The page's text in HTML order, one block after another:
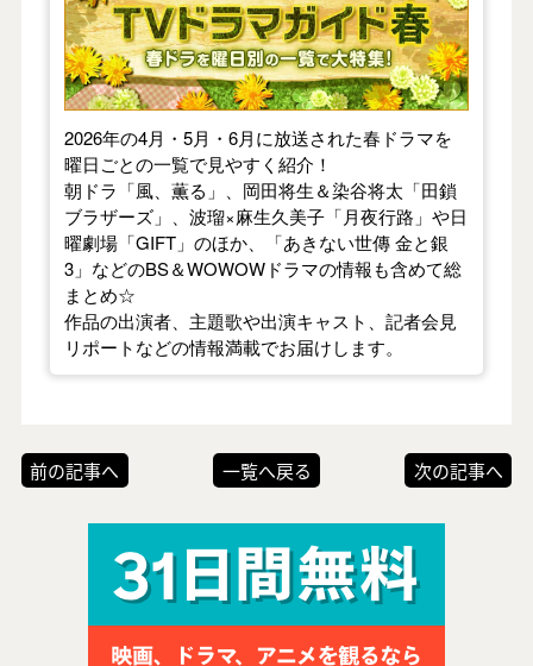
2026年の4月・5月・6月に放送された春ドラマを
曜日ごとの一覧で見やすく紹介！
朝ドラ「風、薫る」、岡田将生＆染谷将太「田鎖
ブラザーズ」、波瑠×麻生久美子「月夜行路」や日
曜劇場「GIFT」のほか、「あきない世傳 金と銀
3」などのBS＆WOWOWドラマの情報も含めて総
まとめ☆
作品の出演者、主題歌や出演キャスト、記者会見
リポートなどの情報満載でお届けします。
前の記事へ 一覧へ戻る 次の記事へ